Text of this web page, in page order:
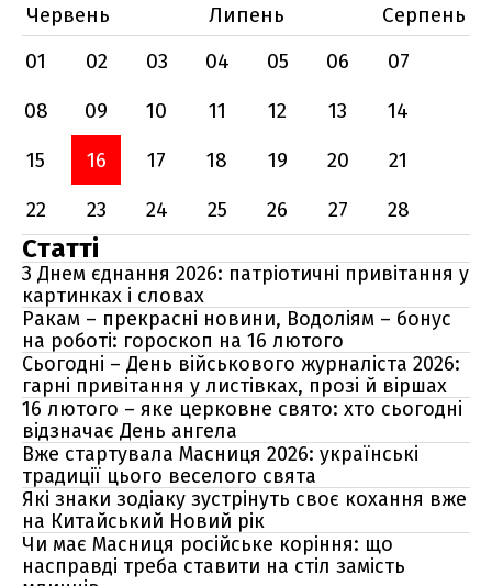
Червень
Липень
Серпень
01
02 03 04 05 06
07
08
09 10 11 12 13
14
15
16 17 18 19 20
21
22
23 24 25 26 27 28
Статті
З Днем єднання 2026: патріотичні привітання у
картинках і словах
Ракам – прекрасні новини, Водоліям – бонус
на роботі: гороскоп на 16 лютого
Сьогодні – День військового журналіста 2026:
гарні привітання у листівках, прозі й віршах
16 лютого – яке церковне свято: хто сьогодні
відзначає День ангела
Вже стартувала Масниця 2026: українські
традиції цього веселого свята
Які знаки зодіаку зустрінуть своє кохання вже
на Китайський Новий рік
Чи має Масниця російське коріння: що
насправді треба ставити на стіл замість